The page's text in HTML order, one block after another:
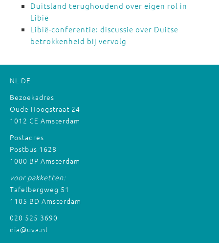
Duitsland terughoudend over eigen rol in
Libië
Libië-conferentie: discussie over Duitse
betrokkenheid bij vervolg
NL DE
Bezoekadres
Oude Hoogstraat 24
1012 CE Amsterdam
Postadres
Postbus 1628
1000 BP Amsterdam
voor pakketten:
Tafelbergweg 51
1105 BD Amsterdam
020 525 3690
dia@uva.nl